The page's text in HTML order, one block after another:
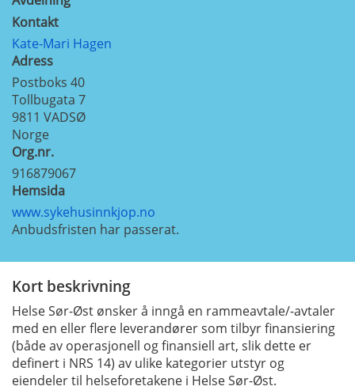
Kontakt
Kate-Mari Hagen
Adress
Postboks 40
Tollbugata 7
9811 VADSØ
Norge
Org.nr.
916879067
Hemsida
www.sykehusinnkjop.no
Anbudsfristen har passerat.
Kort beskrivning
Helse Sør-Øst ønsker å inngå en rammeavtale/-avtaler
med en eller flere leverandører som tilbyr finansiering
(både av operasjonell og finansiell art, slik dette er
definert i NRS 14) av ulike kategorier utstyr og
eiendeler til helseforetakene i Helse Sør-Øst.